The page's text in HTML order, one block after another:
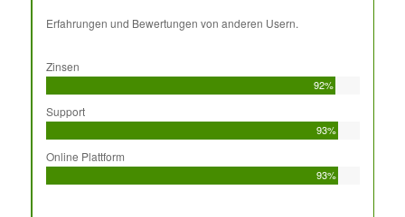
Erfahrungen und Bewertungen von anderen Usern.
Zinsen
92%
Support
93%
Online Plattform
93%